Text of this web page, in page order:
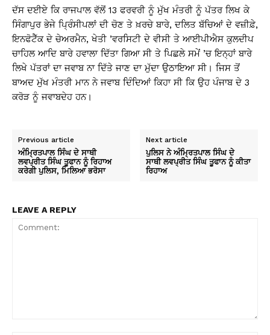
ਦੱਸ ਦਈਏ ਕਿ ਰਾਜਪਾਲ ਵੱਲੋਂ 13 ਫਰਵਰੀ ਨੂੰ ਮੁੱਖ ਮੰਤਰੀ ਨੂੰ ਪੱਤਰ ਲਿਖ ਕੇ
ਸਿੰਗਾਪੁਰ ਭੇਜੇ ਪ੍ਰਿੰਸੀਪਲਾਂ ਦੀ ਚੋਣ ਤੇ ਖ਼ਰਚੇ ਬਾਰੇ, ਦਲਿਤ ਬੱਚਿਆਂ ਦੇ ਵਜ਼ੀਫ਼ੇ,
ਇਨਫੋਟੈੱਕ ਦੇ ਚੇਅਰਮੈਨ, ਖੇਤੀ ’ਵਰਸਿਟੀ ਦੇ ਵੀਸੀ ਤੇ ਆਈਪੀਐਸ ਕੁਲਦੀਪ
ਚਾਹਿਲ ਆਦਿ ਬਾਰੇ ਹਵਾਲਾ ਦਿੱਤਾ ਗਿਆ ਸੀ ਤੇ ਪਿਛਲੇ ਸਮੇਂ ’ਚ ਇਨ੍ਹਾਂ ਬਾਰੇ
ਲਿਖੇ ਪੱਤਰਾਂ ਦਾ ਜਵਾਬ ਨਾ ਦਿੱਤੇ ਜਾਣ ਦਾ ਮੁੱਦਾ ਉਠਾਇਆ ਸੀ। ਜਿਸ ਤੋਂ
ਬਾਅਦ ਮੁੱਖ ਮੰਤਰੀ ਮਾਨ ਨੇ ਜਵਾਬ ਦਿੰਦਿਆਂ ਕਿਹਾ ਸੀ ਕਿ ਉਹ ਪੰਜਾਬ ਦੇ 3
ਕਰੋੜ ਨੂੰ ਜਵਾਬਦੇਹ ਹਨ।
Previous article
ਅੰਮ੍ਰਿਤਪਾਲ ਸਿੰਘ ਦੇ ਸਾਥੀ
ਲਵਪ੍ਰੀਤ ਸਿੰਘ ਤੂਫਾਨ ਨੂੰ ਰਿਹਾਅ
ਕਰੇਗੀ ਪੁਲਿਸ, ਮਿਲਿਆ ਭਰੋਸਾ
Next article
ਪੁਲਿਸ ਨੇ ਅੰਮ੍ਰਿਤਪਾਲ ਸਿੰਘ ਦੇ
ਸਾਥੀ ਲਵਪ੍ਰੀਤ ਸਿੰਘ ਤੂਫਾਨ ਨੂੰ ਕੀਤਾ
ਰਿਹਾਅ
LEAVE A REPLY